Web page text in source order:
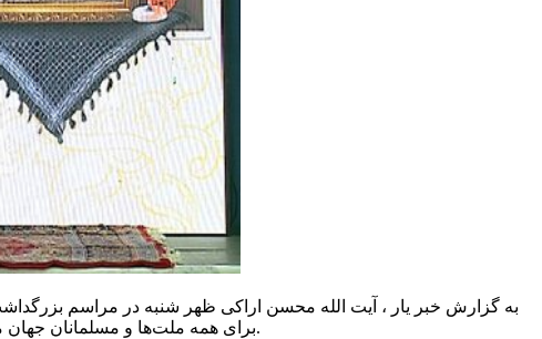
به گزارش خبر یار ، آیت الله محسن اراکی ظهر شنبه در مراسم
برای همه ملت‌ها و مسلمانان جهان می‌خواست و با این تفکر انقلاب اسلامی را رهبری کرد و به پیروزی رساند، انقلابی که برای تمام آزادی خواهان جهان الگو بوده و هست.